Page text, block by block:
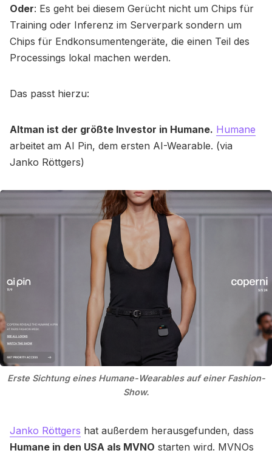
Oder: Es geht bei diesem Gerücht nicht um Chips für
Training oder Inferenz im Serverpark sondern um
Chips für Endkonsumentengeräte, die einen Teil des
Processings lokal machen werden.
Das passt hierzu:
Altman ist der größte Investor in Humane. Humane
arbeitet am AI Pin, dem ersten AI-Wearable. (via
Janko Röttgers)
Erste Sichtung eines Humane-Wearables auf einer Fashion-
Show.
Janko Röttgers hat außerdem herausgefunden, dass
Humane in den USA als MVNO starten wird. MVNOs